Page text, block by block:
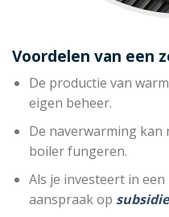
Voordelen van een
De productie van
eigen beheer.
De naverwarming kan
boiler fungeren.
Als je investeert in
aanspraak op